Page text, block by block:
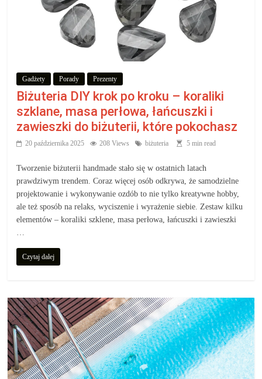
Gadżety Porady Prezenty
Biżuteria DIY krok po kroku – koraliki
szklane, masa perłowa, łańcuszki i
zawieszki do biżuterii, które pokochasz
20 października 2025 208 Views biżuteria 5 min read
Tworzenie biżuterii handmade stało się w ostatnich latach
prawdziwym trendem. Coraz więcej osób odkrywa, że samodzielne
projektowanie i wykonywanie ozdób to nie tylko kreatywne hobby,
ale też sposób na relaks, wyciszenie i wyrażenie siebie. Zestaw kilku
elementów – koraliki szklene, masa perłowa, łańcuszki i zawieszki
…
Czytaj dalej